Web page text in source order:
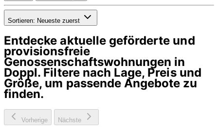
Sortieren: Neueste zuerst
Entdecke aktuelle geförderte und
provisionsfreie
Genossenschaftswohnungen in
Doppl. Filtere nach Lage, Preis und
Größe, um passende Angebote zu
finden.
Vorherige Nächste